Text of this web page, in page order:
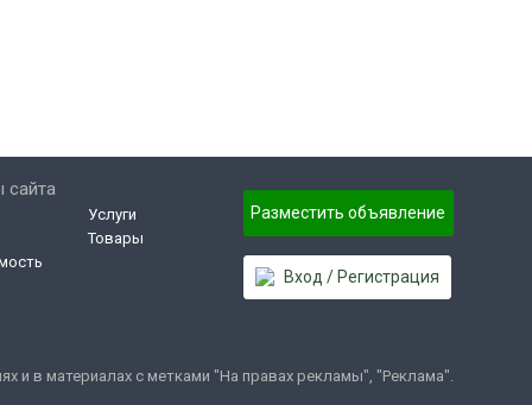
сайта
Услуги
Товары
Разместить объявление
Вход / Регистрация
и в материалах с метками "На правах рекламы", "Реклама".